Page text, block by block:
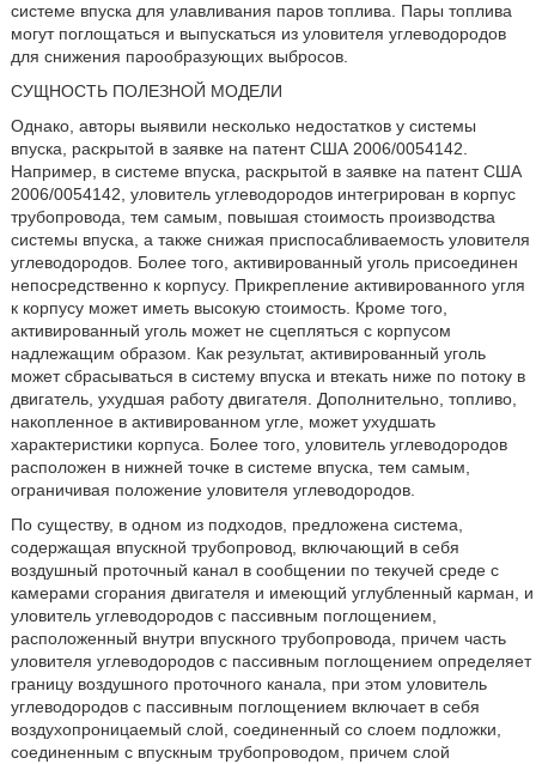
системе впуска для улавливания паров топлива. Пары топлива
могут поглощаться и выпускаться из уловителя углеводородов
для снижения парообразующих выбросов.
СУЩНОСТЬ ПОЛЕЗНОЙ МОДЕЛИ
Однако, авторы выявили несколько недостатков у системы
впуска, раскрытой в заявке на патент США 2006/0054142.
Например, в системе впуска, раскрытой в заявке на патент США
2006/0054142, уловитель углеводородов интегрирован в корпус
трубопровода, тем самым, повышая стоимость производства
системы впуска, а также снижая приспосабливаемость уловителя
углеводородов. Более того, активированный уголь присоединен
непосредственно к корпусу. Прикрепление активированного угля
к корпусу может иметь высокую стоимость. Кроме того,
активированный уголь может не сцепляться с корпусом
надлежащим образом. Как результат, активированный уголь
может сбрасываться в систему впуска и втекать ниже по потоку в
двигатель, ухудшая работу двигателя. Дополнительно, топливо,
накопленное в активированном угле, может ухудшать
характеристики корпуса. Более того, уловитель углеводородов
расположен в нижней точке в системе впуска, тем самым,
ограничивая положение уловителя углеводородов.
По существу, в одном из подходов, предложена система,
содержащая впускной трубопровод, включающий в себя
воздушный проточный канал в сообщении по текучей среде с
камерами сгорания двигателя и имеющий углубленный карман, и
уловитель углеводородов с пассивным поглощением,
расположенный внутри впускного трубопровода, причем часть
уловителя углеводородов с пассивным поглощением определяет
границу воздушного проточного канала, при этом уловитель
углеводородов с пассивным поглощением включает в себя
воздухопроницаемый слой, соединенный со слоем подложки,
соединенным с впускным трубопроводом, причем слой